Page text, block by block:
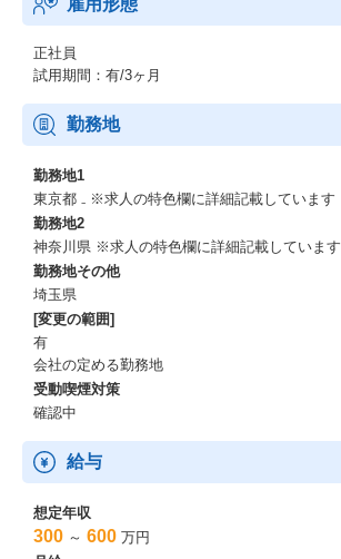
ほけんの窓口 成城店
ほけんの窓口 高田馬場店
ほけんの窓口 アトレヴィ巣鴨店
ほけんの窓口 小田急百貨店町田店
神奈川県
ほけんの窓口 武蔵小杉店
ほけんの窓口 溝の口店
ほけんの窓口 マルイファミリー溝口店
ほけんの窓口 向ヶ丘遊園店
ほけんの窓口 横浜西口店
ほけんの窓口 そごう横浜店
ほけんの窓口 新横浜駅前店
ほけんの窓口 日吉中央通り店
ほけんの窓口 たまプラーザ店
ほけんの窓口 あざみ野店
ほけんの窓口 アピタ長津田店
ほけんの窓口 横浜桜木町コレットマーレ店
ほけんの窓口 港南台店
ほけんの窓口 戸塚トツカーナ店
ほけんの窓口 大船店
雇用形態
正社員
試用期間：有/3ヶ月
勤務地
勤務地1
東京都 ₋ ※求人の特色欄に詳細記載しています
勤務地2
神奈川県 ※求人の特色欄に詳細記載しています
勤務地その他
埼玉県
[変更の範囲]
有
会社の定める勤務地
受動喫煙対策
確認中
給与
想定年収
300 ～ 600 万円